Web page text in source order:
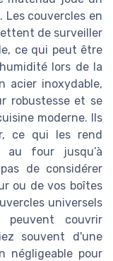
couvercles en
de surveiller
ce qui peut être
lors de la
acier inoxydable,
robustesse et se
moderne. Ils
ce qui les rend
au four jusqu’à
de considérer
ou de vos boîtes
universels
couvrir
souvent d'une
négligeable pour